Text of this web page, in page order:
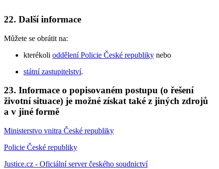
22. Další informace
Můžete se obrátit na:
kterékoli oddělení Policie České republiky nebo
státní zastupitelství.
23. Informace o popisovaném postupu (o řešení
životní situace) je možné získat také z jiných zdrojů
a v jiné formě
Ministerstvo vnitra České republiky
Policie České republiky
Justice.cz - Oficiální server českého soudnictví